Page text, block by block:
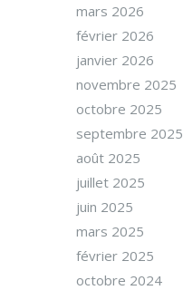
mars 2026
février 2026
janvier 2026
novembre 2025
octobre 2025
septembre 2025
août 2025
juillet 2025
juin 2025
mars 2025
février 2025
octobre 2024